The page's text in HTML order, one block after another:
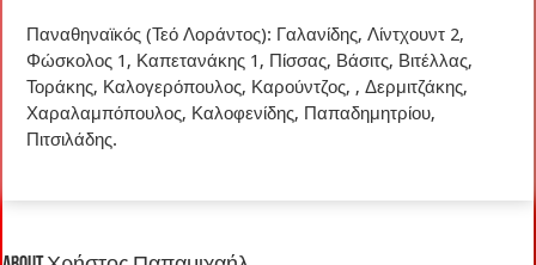
Παναθηναϊκός (Τεό Λοράντος): Γαλανίδης, Λίντχουντ 2,
Φώσκολος 1, Καπετανάκης 1, Πίσσας, Βάσιτς, Βιτέλλας,
Τοράκης, Καλογερόπουλος, Καρούντζος, , Δερμιτζάκης,
Χαραλαμπόπουλος, Καλοφενίδης, Παπαδημητρίου,
Πιτσιλάδης.